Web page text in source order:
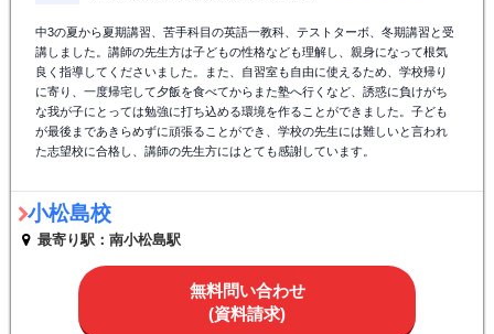
中3の夏から夏期講習、苦手科目の英語一教科、テストターボ、冬期講習と受
講しました。講師の先生方は子どもの性格なども理解し、親身になって根気
良く指導してくださいました。また、自習室も自由に使えるため、学校帰り
に寄り、一度帰宅して夕飯を食べてからまた塾へ行くなど、誘惑に負けがち
な我が子にとっては勉強に打ち込める環境を作ることができました。子ども
が最後まであきらめずに頑張ることができ、学校の先生には難しいと言われ
た志望校に合格し、講師の先生方にはとても感謝しています。
小松島校
最寄り駅：南小松島駅
無料問い合わせ
(資料請求)